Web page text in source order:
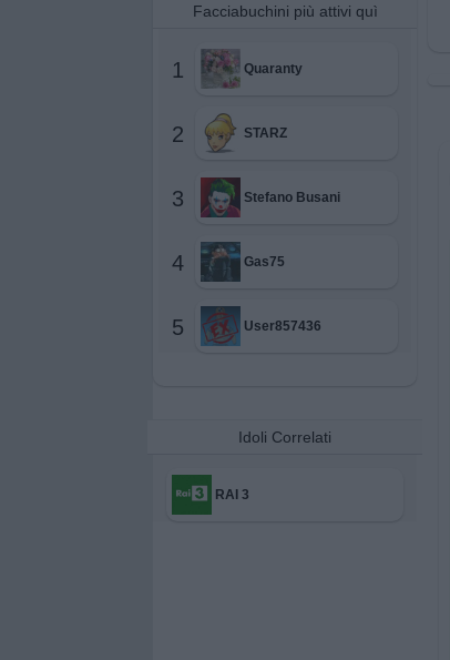
Facciabuchini più attivi quì
1 Quaranty
2 STARZ
3 Stefano Busani
4 Gas75
5 User857436
Idoli Correlati
RAI 3